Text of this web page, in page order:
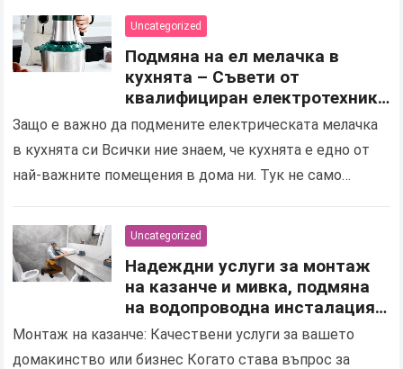
основно електрозахранване,…
Uncategorized
Подмяна на ел мелачка в
кухнята – Съвети от
квалифициран електротехник
за безопасен електро монтаж
Защо е важно да подмените електрическата мелачка
в кухнята си Всички ние знаем, че кухнята е едно от
най-важните помещения в дома ни. Тук не само
Uncategorized
Надеждни услуги за монтаж
на казанче и мивка, подмяна
на водопроводна инсталация
за дома и бизнеса в Шумен
Монтаж на казанче: Качествени услуги за вашето
домакинство или бизнес Когато става въпрос за